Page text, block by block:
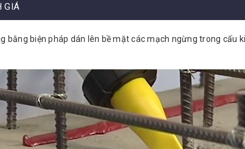
GIÁ
bằng biện pháp dán lên bề mặt các mạch ngừng trong cấu